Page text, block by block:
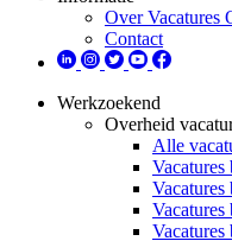
Over Vacatures
Contact
Werkzoekend
Overheid
Alle